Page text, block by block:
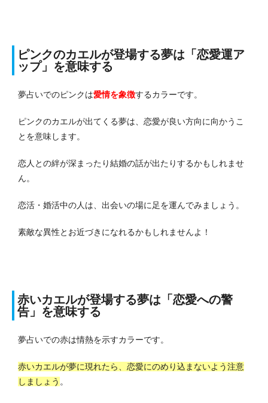
ピンクのカエルが登場する夢は「恋愛運ア
ップ」を意味する
夢占いでのピンクは愛情を象徴するカラーです。
ピンクのカエルが出てくる夢は、恋愛が良い方向に向かうこ
とを意味します。
恋人との絆が深まったり結婚の話が出たりするかもしれませ
ん。
恋活・婚活中の人は、出会いの場に足を運んでみましょう。
素敵な異性とお近づきになれるかもしれませんよ！
赤いカエルが登場する夢は「恋愛への警
告」を意味する
夢占いでの赤は情熱を示すカラーです。
赤いカエルが夢に現れたら、恋愛にのめり込まないよう注意
しましょう 。